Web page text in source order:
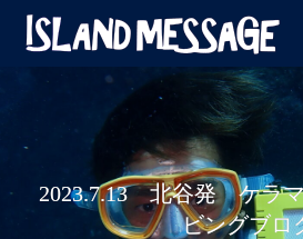
2023.7.13 北谷発 ケラ
ビングブロ